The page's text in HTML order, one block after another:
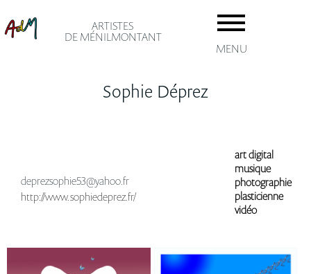
ARTISTES
DE MÉNILMONTANT
MENU
Sophie Déprez
deprezsophie53@yahoo.fr
http://www.sophiedeprez.fr/
art digital
musique
photographie
plasticienne
vidéo